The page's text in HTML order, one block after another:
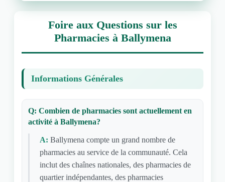
Foire aux Questions sur les
Pharmacies à Ballymena
Informations Générales
Q: Combien de pharmacies sont actuellement en
activité à Ballymena?
A: Ballymena compte un grand nombre de
pharmacies au service de la communauté. Cela
inclut des chaînes nationales, des pharmacies de
quartier indépendantes, des pharmacies